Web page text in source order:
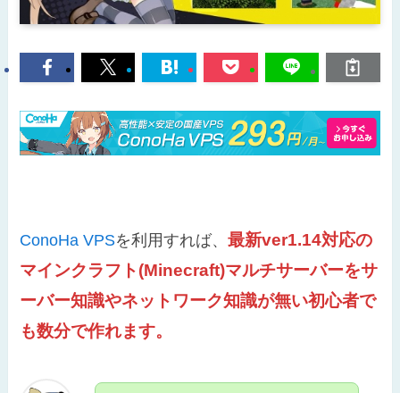
ConoHa VPSを利用すれば、最新ver1.14対応の
マインクラフト(Minecraft)マルチサーバーをサ
ーバー知識やネットワーク知識が無い初心者で
も数分で作れます。